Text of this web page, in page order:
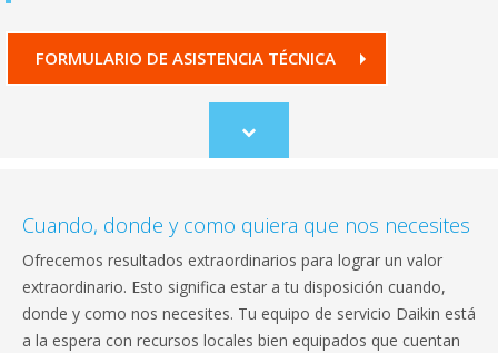
FORMULARIO DE ASISTENCIA TÉCNICA
Scroll
to
Cuando, donde y como quiera que nos necesites
Ofrecemos resultados extraordinarios para lograr un valor
extraordinario. Esto significa estar a tu disposición cuando,
donde y como nos necesites. Tu equipo de servicio Daikin está
a la espera con recursos locales bien equipados que cuentan